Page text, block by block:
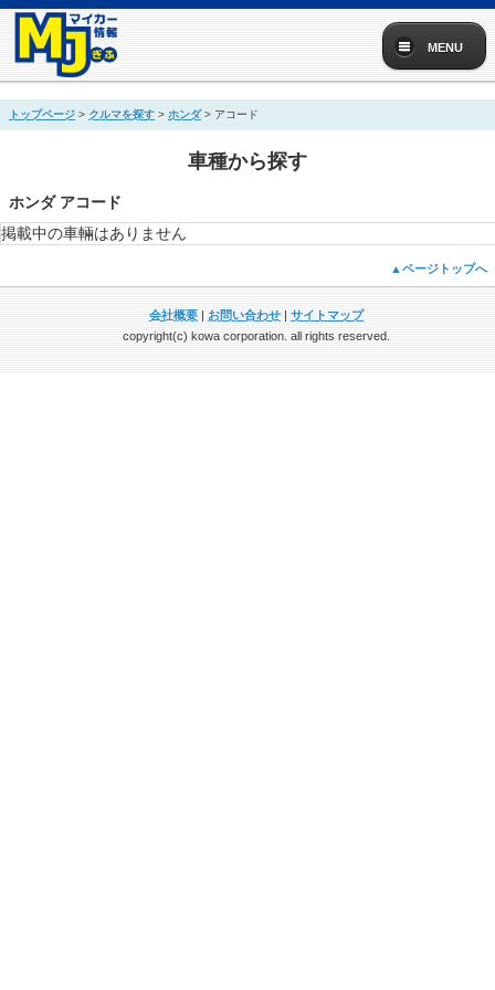
MENU
トップページ > クルマを探す > ホンダ> アコード
車種から探す
ホンダ アコード
掲載中の車輛はありません
▲ページトップへ
会社概要 | お問い合わせ | サイトマップ
copyright(c) kowa corporation. all rights reserved.